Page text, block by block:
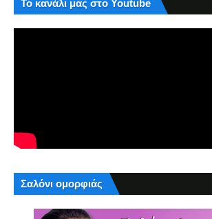
Το κανάλι μας στο Youtube
Σαλόνι ομορφιάς